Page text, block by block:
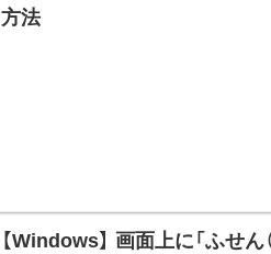
方法
【Windows】 画面上に「ふせん